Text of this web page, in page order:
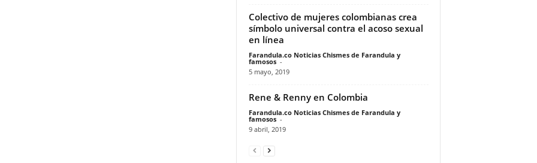
Colectivo de mujeres colombianas crea
símbolo universal contra el acoso sexual
en línea
Farandula.co Noticias Chismes de Farandula y
famosos -
5 mayo, 2019
Rene & Renny en Colombia
Farandula.co Noticias Chismes de Farandula y
famosos -
9 abril, 2019